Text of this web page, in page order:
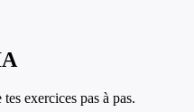
exercices pas à pas.